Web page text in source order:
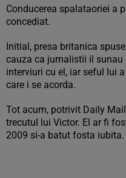
Conducerea spalataoriei a
concediat.
Initial, presa britanica
cauza ca jurnalistii il
interviuri cu el, iar seful lui
care i se acorda.
Tot acum, potrivit Daily
trecutul lui Victor. El ar fi
2009 si-a batut fosta iubita.